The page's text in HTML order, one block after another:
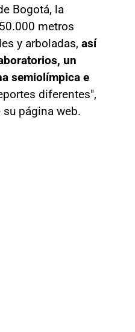
Bogotá, la
metros
y arboladas, así
un
semiolímpica e
diferentes",
página web.